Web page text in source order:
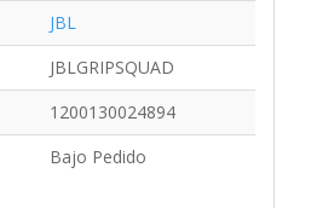
JBL
JBLGRIPSQUAD
1200130024894
Bajo Pedido